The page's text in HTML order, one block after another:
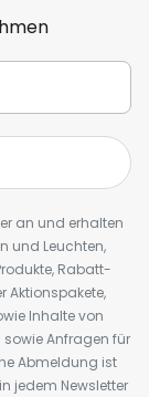
an und erhalten
und Leuchten,
Rabatt-
Aktionspakete,
Inhalte von
Anfragen für
Abmeldung ist
jedem Newsletter